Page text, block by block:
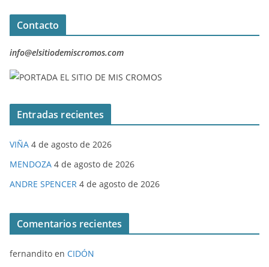
Contacto
info@elsitiodemiscromos.com
Entradas recientes
VIÑA 4 de agosto de 2026
MENDOZA 4 de agosto de 2026
ANDRE SPENCER 4 de agosto de 2026
Comentarios recientes
fernandito en CIDÓN